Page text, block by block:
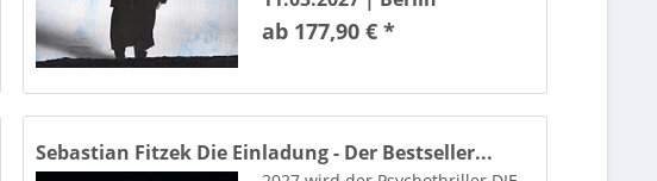
Dieter Nuhr
Dikka
Diljit Dosanjh
Dinotastic
Disney In Concert
ab 177,90 € *
Sebastian Fitzek Die Einladung - Der Bestseller...